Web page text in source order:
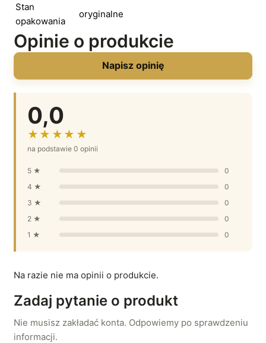
Stan
opakowania
oryginalne
Opinie o produkcie
Napisz opinię
0,0
★★★★★
na podstawie 0 opinii
5 ★
0
4 ★
0
3 ★
0
2 ★
0
1 ★
0
Na razie nie ma opinii o produkcie.
Zadaj pytanie o produkt
Nie musisz zakładać konta. Odpowiemy po sprawdzeniu
informacji.